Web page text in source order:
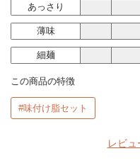
あっさり
薄味
細麺
この商品の特徴
#味付け脂セット
レビュ